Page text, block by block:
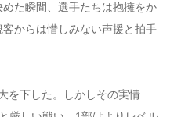
た瞬間、選手たちは抱擁をか
からは惜しみない声援と拍手
を下した。しかしその実情